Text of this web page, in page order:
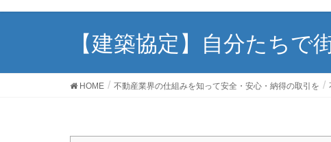
【建築協定】自分たち
HOME 不動産業界の仕組みを知って安全・安心・納得の取引を